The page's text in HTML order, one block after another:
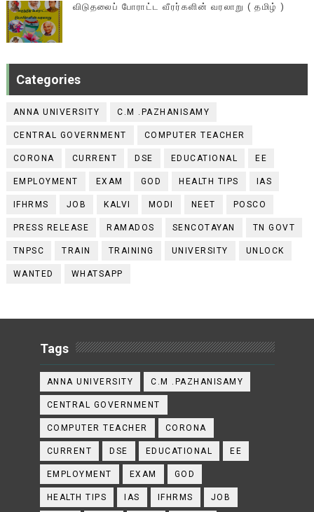
விடுதலைப் போராட்ட வீரர்களின் வரலாறு ( தமிழ் )
Categories
ANNA UNIVERSITY C.M .PAZHANISAMY
CENTRAL GOVERNMENT COMPUTER TEACHER
CORONA CURRENT DSE EDUCATIONAL EE
EMPLOYMENT EXAM GOD HEALTH TIPS IAS
IFHRMS JOB KALVI MODI NEET POSCO
PRESS RELEASE RAMADOS SENCOTAYAN TN GOVT
TNPSC TRAIN TRAINING UNIVERSITY UNLOCK
WANTED WHATSAPP
Tags
ANNA UNIVERSITY C.M .PAZHANISAMY
CENTRAL GOVERNMENT
COMPUTER TEACHER CORONA
CURRENT DSE EDUCATIONAL EE
EMPLOYMENT EXAM GOD
HEALTH TIPS IAS IFHRMS JOB